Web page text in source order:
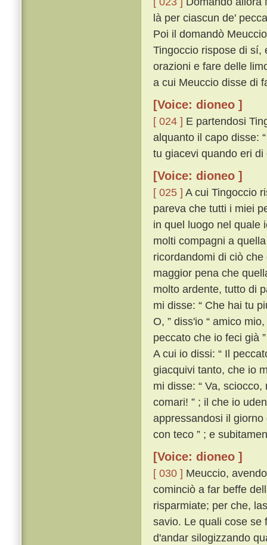
là per ciascun de'
Poi il domandò
Tingoccio rispose di sí,
orazioni e fare delle
a cui Meuccio disse di
[Voice: dioneo ]
[ 024 ] E partendosi
alquanto il capo disse:
tu giacevi quando eri di
[Voice: dioneo ]
[ 025 ] A cui Tingoccio
pareva che tutti i miei
in quel luogo nel quale
molti compagni a
ricordandomi di ciò
maggior pena che
molto ardente, tutto di
mi disse: “ Che hai tu
O, ” diss'io “ amico
peccato che io feci già
A cui io dissi: “ Il
giacquivi tanto, che io
mi disse: “ Va,
comari! ” ; il che io
appressandosi il
con teco ” ; e
[Voice: dioneo ]
[ 030 ] Meuccio,
cominciò a far beffe
risparmiate; per che,
savio. Le quali cose se
d'andar silogizzando